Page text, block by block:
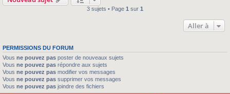
3 sujets • Page 1 sur 1
Aller à
PERMISSIONS DU FORUM
Vous ne pouvez pas poster de nouveaux sujets
Vous ne pouvez pas répondre aux sujets
Vous ne pouvez pas modifier vos messages
Vous ne pouvez pas supprimer vos messages
Vous ne pouvez pas joindre des fichiers